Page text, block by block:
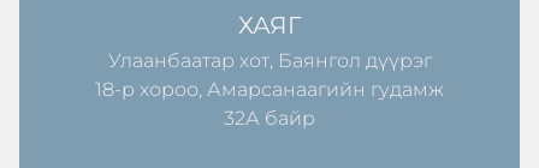
ХАЯГ
Улаанбаатар хот, Баянгол дүүрэг
18-р хороо, Амарсанаагийн гудамж
32А байр